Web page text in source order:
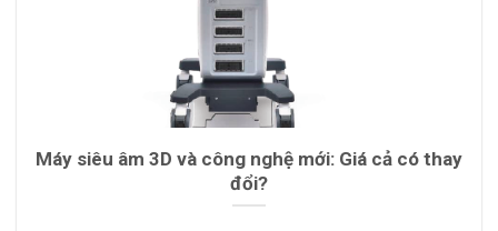
Máy siêu âm 3D và công nghệ mới: Giá cả có thay
đổi?